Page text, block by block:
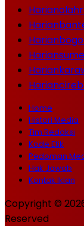
Home
Histori Media
Tim Redaksi
Kode Etik
Pedoman
Hak Jawab
Kontak Iklan
Copyright ©
Reserved